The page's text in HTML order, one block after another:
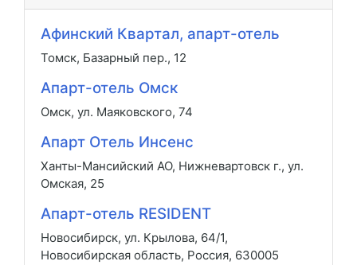
Афинский Квартал, апарт-отель
Томск, Базарный пер., 12
Апарт-отель Омск
Омск, ул. Маяковского, 74
Апарт Отель Инсенс
Ханты-Мансийский АО, Нижневартовск г., ул.
Омская, 25
Апарт-отель RESIDENT
Новосибирск, ул. Крылова, 64/1,
Новосибирская область, Россия, 630005